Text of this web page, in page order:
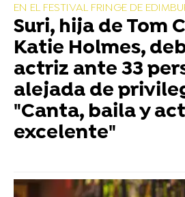
EN EL FESTIVAL FRINGE DE
Suri, hija de Tom
Katie Holmes,
actriz ante 33
alejada de
"Canta, baila y
excelente"